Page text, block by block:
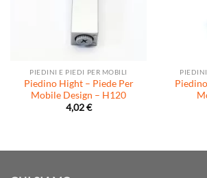
PIEDINI E PIEDI PER MOBILI
Piedino Hight – Piede Per
Mobile Design – H120
4,02€